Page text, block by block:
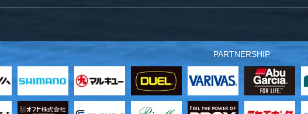
仕掛～製作工程のお知らせ
PARTNERSHIP